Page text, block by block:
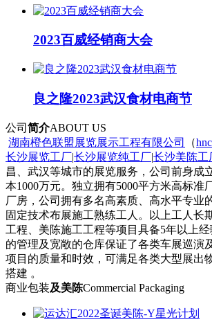
2023百威经销商大会
良之隆2023武汉食材电商节
公司 简介ABOUT US
湖南橙色联盟展览展示工程有限公司
（
长沙展览工厂|长沙展览纯工厂|长沙美陈工
昌、武汉等城市的展览服务，公司前身成
本1000万元。独立拥有5000平方米高标准
厂房，公司拥有多名高素质、高水平专业
固定技术布展施工熟练工人。以上工人长
工程、美陈施工工程等项目具备5年以上
的管理及宽敞的仓库保证了各类车展巡演
项目的质量和时效，可满足各类大型展出
搭建 。
商业包装及美陈Commercial Packaging